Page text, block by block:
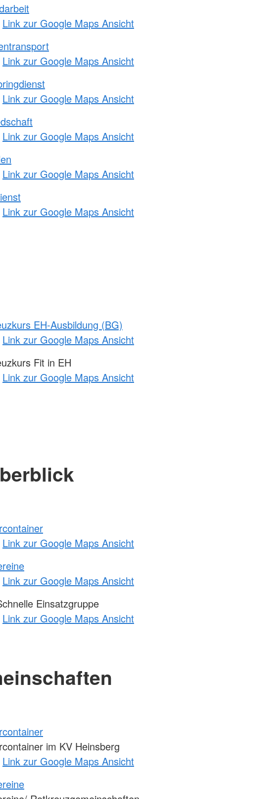
Link zur Google Maps Ansicht
Link zur Google Maps Ansicht
Link zur Google Maps Ansicht
Link zur Google Maps Ansicht
Link zur Google Maps Ansicht
Link zur Google Maps Ansicht
EH-Ausbildung (BG)
Link zur Google Maps Ansicht
Fit in EH
Link zur Google Maps Ansicht
Link zur Google Maps Ansicht
Link zur Google Maps Ansicht
Einsatzgruppe
Link zur Google Maps Ansicht
im KV Heinsberg
Link zur Google Maps Ansicht